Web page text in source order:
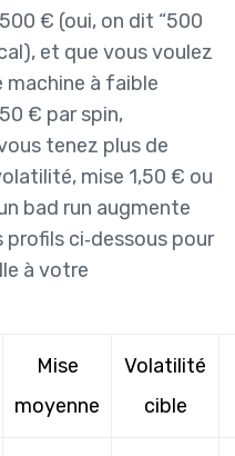
€ (oui, on dit “500
et que vous voulez
machine à faible
€ par spin,
tenez plus de
mise 1,50 € ou
bad run augmente
ci‑dessous pour
à votre
Mise
moyenne
Volatilité
cible